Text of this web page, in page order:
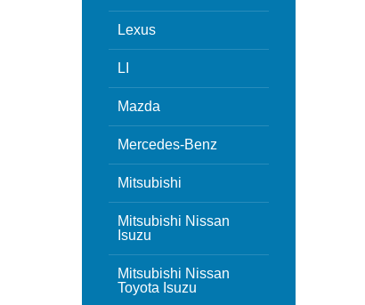
Lexus
LI
Mazda
Mercedes-Benz
Mitsubishi
Mitsubishi Nissan
Isuzu
Mitsubishi Nissan
Toyota Isuzu